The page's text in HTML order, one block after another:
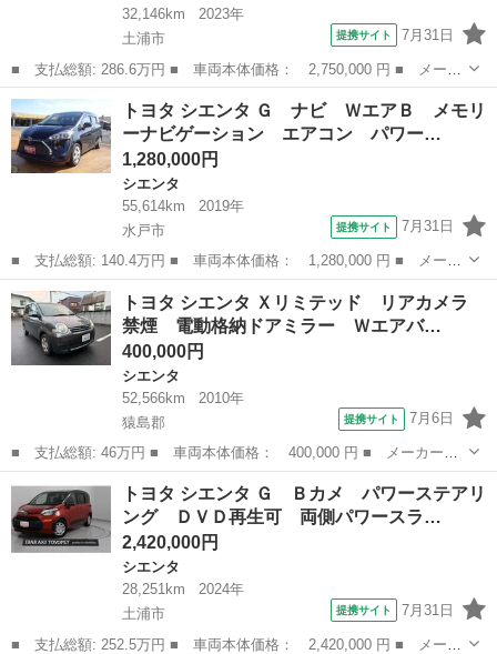
32,146km
2023年
土浦市
提携サイト 7月31日
■ 支払総額: 286.6万円 ■ 車両本体価格： 2,750,000 円 ■ メーカ
ー名： トヨタ ■ 車種名： シエンタ ■ グレード名： ハイブリ
ッドＺ １００Ｖ電源 ディスプレイオーディオナビ フルセグＴ
Ｖ ブルー...
茨城 土浦市 シエンタ
トヨタ シエンタ Ｇ ナビ ＷエアＢ メモリ
ーナビゲーション エアコン パワー…
1,280,000円
シエンタ
55,614km
2019年
水戸市
提携サイト 7月31日
■ 支払総額: 140.4万円 ■ 車両本体価格： 1,280,000 円 ■ メーカ
ー名： トヨタ ■ 車種名： シエンタ ■ グレード名： Ｇ ナ
ビ ＷエアＢ メモリーナビゲーション エアコン パワーステアリ
ング エア...
茨城 水戸市 シエンタ
トヨタ シエンタ Ｘリミテッド リアカメラ
禁煙 電動格納ドアミラー Ｗエアバ…
400,000円
シエンタ
52,566km
2010年
猿島郡
提携サイト 7月6日
■ 支払総額: 46万円 ■ 車両本体価格： 400,000 円 ■ メーカー
名： トヨタ ■ 車種名： シエンタ ■ グレード名： Ｘリミテッ
ド リアカメラ 禁煙 電動格納ドアミラー Ｗエアバック キーレ
スエントリ パワ...
茨城 猿島郡 シエンタ
トヨタ シエンタ Ｇ Ｂカメ パワーステアリ
ング ＤＶＤ再生可 両側パワースラ…
2,420,000円
シエンタ
28,251km
2024年
土浦市
提携サイト 7月31日
■ 支払総額: 252.5万円 ■ 車両本体価格： 2,420,000 円 ■ メーカ